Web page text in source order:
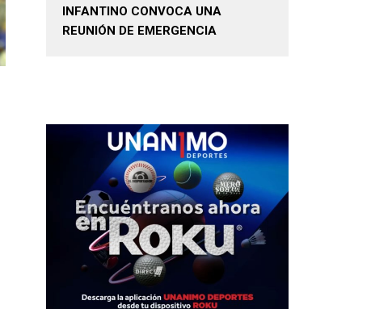
INFANTINO CONVOCA UNA
REUNIÓN DE EMERGENCIA